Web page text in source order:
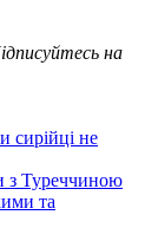
на
сирійці не
з Туреччиною
та